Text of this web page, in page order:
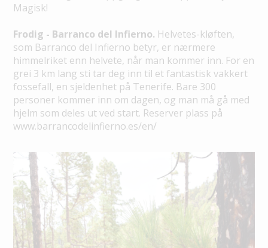
Magisk!
Frodig - Barranco del Infierno. Helvetes-kløften,
som Barranco del Infierno betyr, er nærmere
himmelriket enn helvete, når man kommer inn. For en
grei 3 km lang sti tar deg inn til et fantastisk vakkert
fossefall, en sjeldenhet på Tenerife. Bare 300
personer kommer inn om dagen, og man må gå med
hjelm som deles ut ved start. Reserver plass på
www.barrancodelinfierno.es/en/